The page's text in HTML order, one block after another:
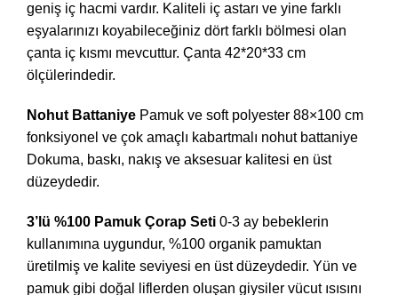
geniş iç hacmi vardır. Kaliteli iç astarı ve yine farklı
eşyalarınızı koyabileceğiniz dört farklı bölmesi olan
çanta iç kısmı mevcuttur. Çanta 42*20*33 cm
ölçülerindedir.
Nohut Battaniye Pamuk ve soft polyester 88×100 cm
fonksiyonel ve çok amaçlı kabartmalı nohut battaniye
Dokuma, baskı, nakış ve aksesuar kalitesi en üst
düzeydedir.
3’lü %100 Pamuk Çorap Seti 0-3 ay bebeklerin
kullanımına uygundur, %100 organik pamuktan
üretilmiş ve kalite seviyesi en üst düzeydedir. Yün ve
pamuk gibi doğal liflerden oluşan giysiler vücut ısısını